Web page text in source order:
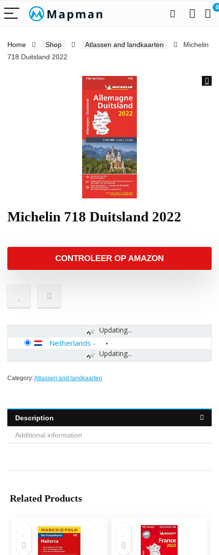
0
Home Shop Atlassen and landkaarten
Michelin
718 Duitsland 2022
Michelin 718 Duitsland 2022
CONTROLEER OP AMAZON
Updating...
Updating...
Netherlands -
Category:Atlassen and landkaarten
Description
Additional information
Related Products